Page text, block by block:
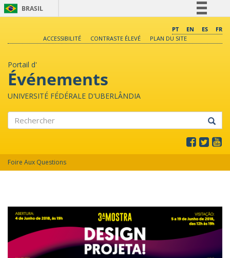
BRASIL
Comunica BR
PT EN ES
FR
ACCESSIBILITÉ
CONTRASTE ÉLEVÉ PLAN DU SITE
Portail d'
Événements
UNIVERSITÉ FÉDÉRALE D'UBERLÂNDIA
Foire Aux Questions